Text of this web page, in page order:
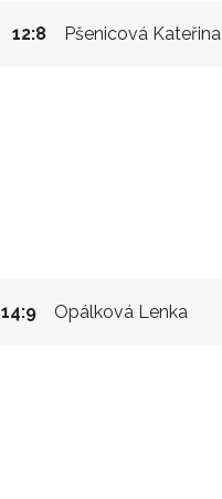
Pšenicová Kateřina
12:8
Opálková Lenka
14:9